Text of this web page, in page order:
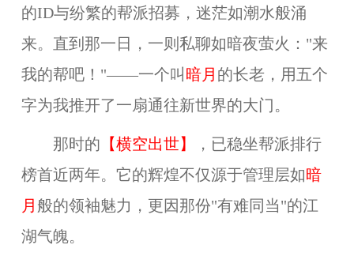
的ID与纷繁的帮派招募，迷茫如潮水般涌
来。直到那一日，一则私聊如暗夜萤火："来
我的帮吧！"——一个叫 暗月 的长老，用五个
字为我推开了一扇通往新世界的大门。
那时的 【横空出世】
，已稳坐帮派排行
榜首近两年。它的辉煌不仅源于管理层如暗
月 般的领袖魅力，更因那份"有难同当"的江
湖气魄。